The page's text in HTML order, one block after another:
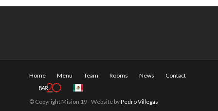
Home Menu Team Rooms News Contact
© Copyright Mision 19 - Website byPedro Villegas